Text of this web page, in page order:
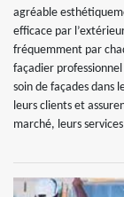
agréable
efficace par
fréquemment par
façadier
soin de façades dans
leurs clients et
marché, leurs